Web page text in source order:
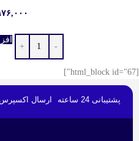
[html_block id="67"]
پشتیبانی 24 ساعته ارسال اکسپرس